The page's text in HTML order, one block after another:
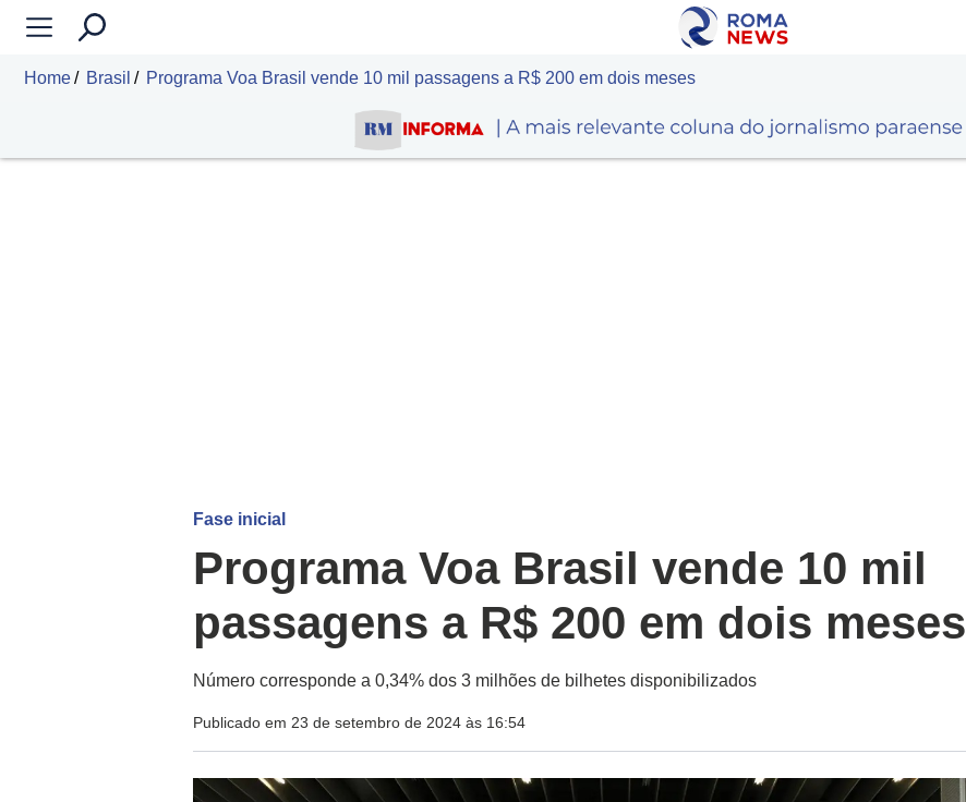
Home Brasil Programa Voa Brasil vende 10 mil passagens a R$ 200 em dois meses
Fase inicial
Programa Voa Brasil vende 10 mil
passagens a R$ 200 em dois meses
Número corresponde a 0,34% dos 3 milhões de bilhetes disponibilizados
Publicado em 23 de setembro de 2024 às 16:54